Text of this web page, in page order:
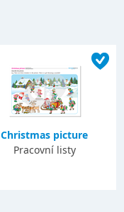
Christmas picture
Pracovní listy